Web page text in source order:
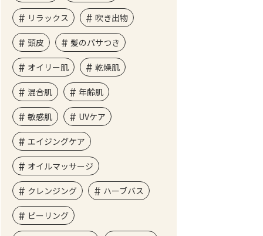
リラックス 吹き出物
頭皮 髪のパサつき
オイリー肌 乾燥肌
混合肌 年齢肌
敏感肌 UVケア
エイジングケア
オイルマッサージ
クレンジング ハーブバス
ピーリング